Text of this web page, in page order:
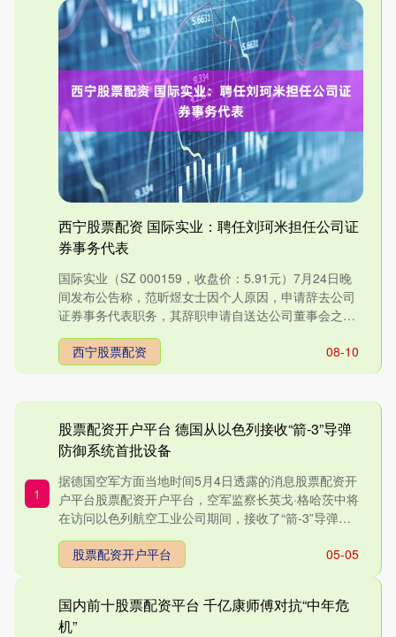
西宁股票配资 国际实业：聘任刘珂米担任公司证
券事务代表
国际实业（SZ 000159，收盘价：5.91元）7月24日晚
间发布公告称，范昕煜女士因个人原因，申请辞去公司
证券事务代表职务，其辞职申请自送达公司董事会之日
08-10
西宁股票配资
1
股票配资开户平台 德国从以色列接收“箭-3”导弹
防御系统首批设备
据德国空军方面当地时间5月4日透露的消息股票配资开
户平台股票配资开户平台，空军监察长英戈·格哈茨中将
在访问以色列航空工业公司期间，接收了“箭-3”导弹防
05-05
股票配资开户平台
国内前十股票配资平台 千亿康师傅对抗“中年危
机”